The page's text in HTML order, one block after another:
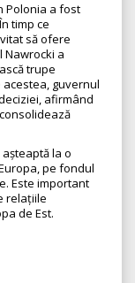
Polonia a fost
timp ce
să ofere
a
trupe
guvernul
afirmând
la o
pe fondul
Este important
relațiile
de Est.